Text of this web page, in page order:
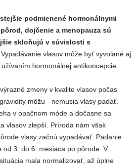
podmienené hormonálnymi
dojčenie a menopauza sú
skloňujú v súvislosti s
Vypadávanie vlasov môže byť vyvolané aj
hormonálnej antikoncepcie.
zmeny v kvalite vlasov počas
môžu - nemusia vlasy padať.
v opačnom móde a dočasne sa
vlasov zlepší. Príroda nám však
vlasy začnú vypadávať. Padanie
od 3. do 6. mesiaca po pôrode. V
mala normalizovať, až úplne